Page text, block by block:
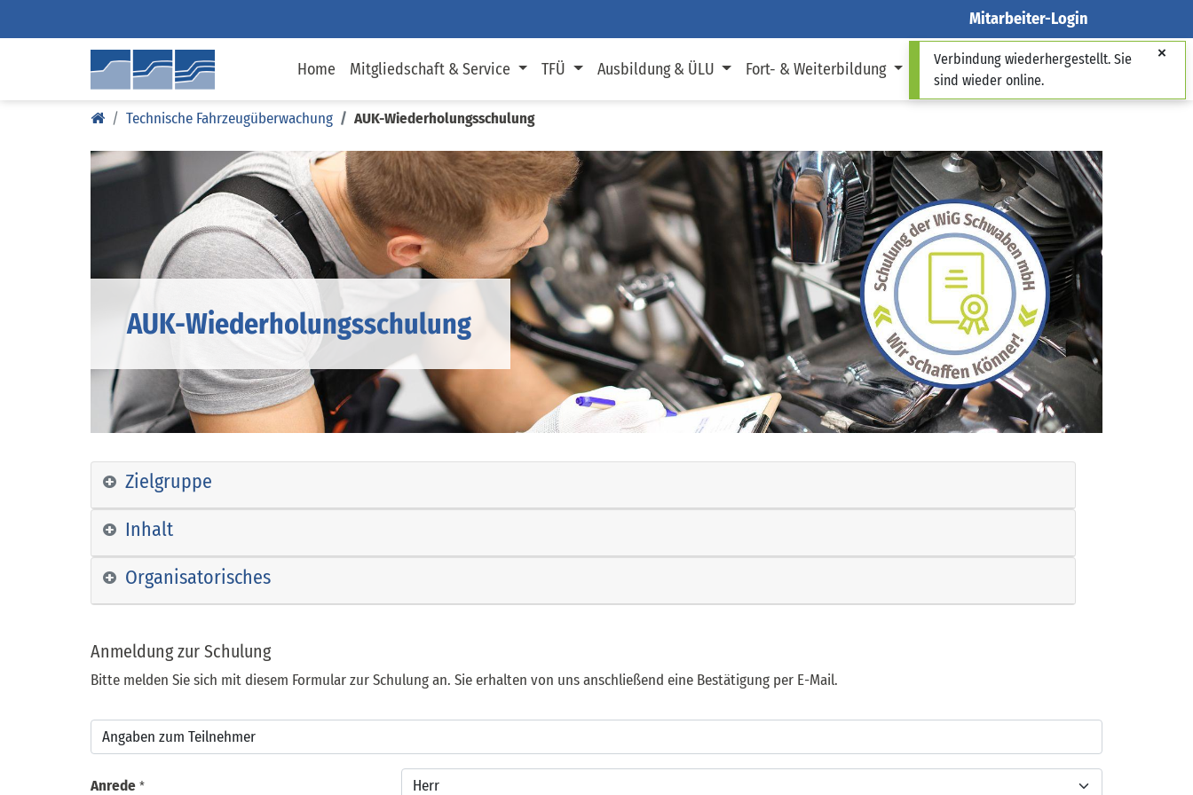
Mitarbeiter-Login
Home Mitgliedschaft & Service TFÜ Ausbildung & ÜLU Fort- & Weiterbildung Über uns
Technische Fahrzeugüberwachung AUK-Wiederholungsschulung
AUK-Wiederholungsschulung
Zielgruppe
Inhalt
Organisatorisches
Anmeldung zur Schulung
Bitte melden Sie sich mit diesem Formular zur Schulung an. Sie erhalten von uns anschließend eine Bestätigung per E-Mail.
Anrede *
Verbindung wiederhergestellt. Sie
sind wieder online.